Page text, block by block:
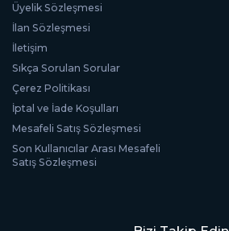
Üyelik Sözleşmesi
İlan Sözleşmesi
İletişim
Sıkça Sorulan Sorular
Çerez Politikası
İptal ve İade Koşulları
Mesafeli Satış Sözleşmesi
Son Kullanıcılar Arası Mesafeli
Satış Sözleşmesi